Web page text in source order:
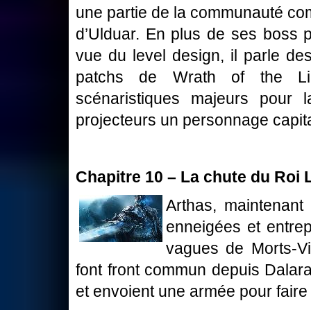
une partie de la communauté
d’Ulduar. En plus de ses boss
vue du level design, il parle
patchs de Wrath of the
scénaristiques majeurs
projecteurs un personnage
Chapitre 10 – La chute du Roi
Arthas,
enneigées et
vagues de Morts-
font front commun depuis
et envoient une armée pour